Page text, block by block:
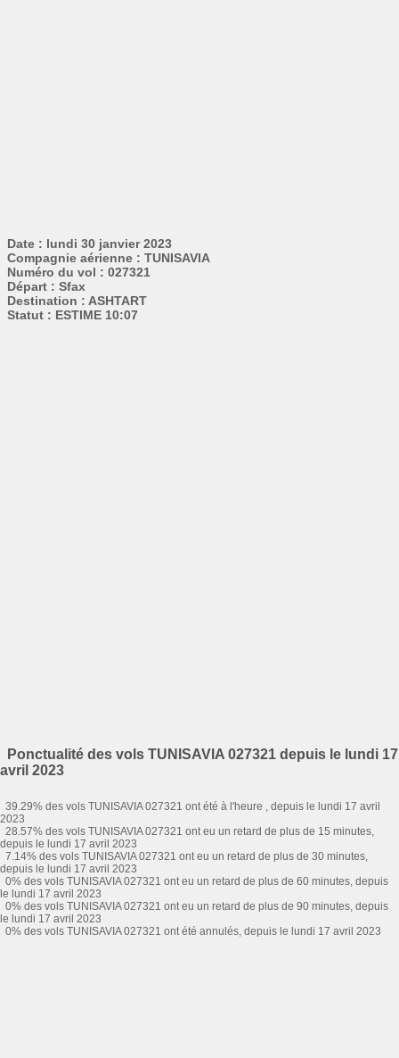
Date : lundi 30 janvier 2023
Compagnie aérienne : TUNISAVIA
Numéro du vol : 027321
Départ : Sfax
Destination : ASHTART
Statut : ESTIME 10:07
Ponctualité des vols TUNISAVIA 027321 depuis le lundi 17
avril 2023
39.29% des vols TUNISAVIA 027321 ont été à l'heure , depuis le lundi 17 avril
2023
28.57% des vols TUNISAVIA 027321 ont eu un retard de plus de 15 minutes,
depuis le lundi 17 avril 2023
7.14% des vols TUNISAVIA 027321 ont eu un retard de plus de 30 minutes,
depuis le lundi 17 avril 2023
0% des vols TUNISAVIA 027321 ont eu un retard de plus de 60 minutes, depuis
le lundi 17 avril 2023
0% des vols TUNISAVIA 027321 ont eu un retard de plus de 90 minutes, depuis
le lundi 17 avril 2023
0% des vols TUNISAVIA 027321 ont été annulés, depuis le lundi 17 avril 2023